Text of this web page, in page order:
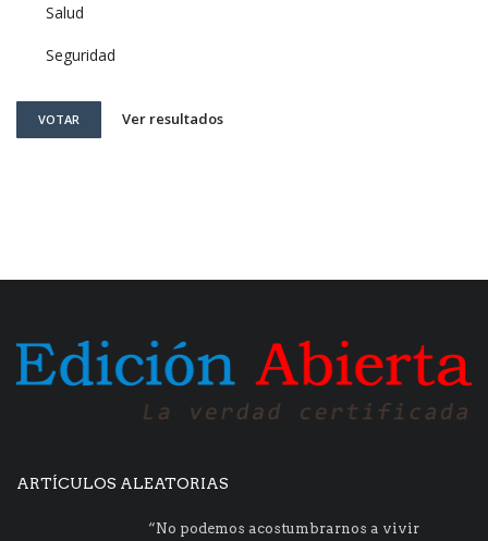
Salud
Seguridad
VOTAR Ver resultados
ARTÍCULOS ALEATORIAS
“No podemos acostumbrarnos a vivir